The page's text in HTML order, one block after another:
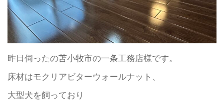
昨日伺ったの苫小牧市の一条工務店様です。
床材はモクリアビターウォールナット、
大型犬を飼っており